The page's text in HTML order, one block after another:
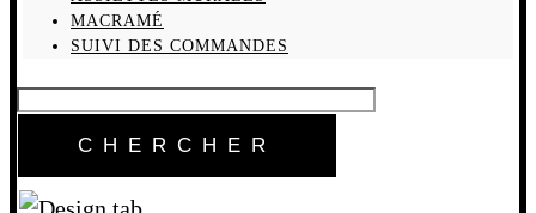
MACRAMÉ
SUIVI DES COMMANDES